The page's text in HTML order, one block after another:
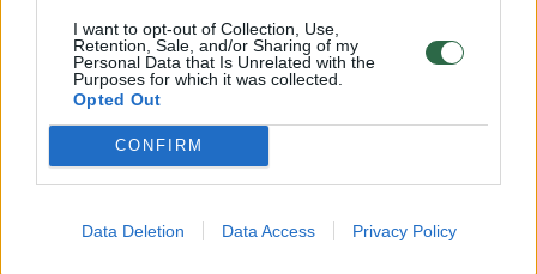
I want to opt-out of Collection, Use,
Retention, Sale, and/or Sharing of my
Personal Data that Is Unrelated with the
Purposes for which it was collected.
Opted Out
CONFIRM
Data Deletion Data Access Privacy Policy
Smiltė Plytnykaitė iškovojo 4 medalius.